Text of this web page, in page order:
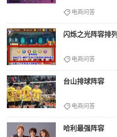
电商问答
闪烁之光阵容排
电商问答
台山排球阵容
电商问答
哈利最强阵容